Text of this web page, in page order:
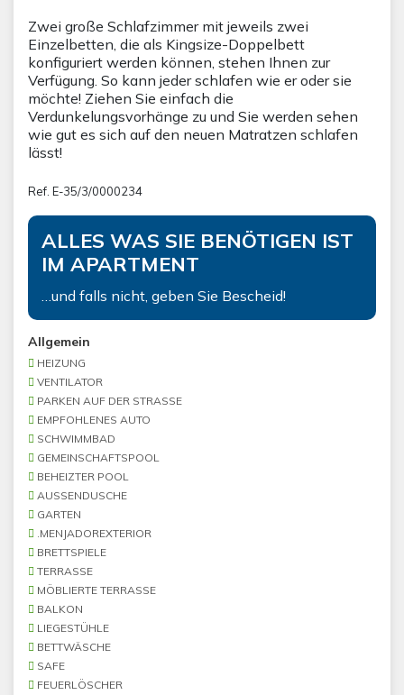
Zwei große Schlafzimmer mit jeweils zwei
Einzelbetten, die als Kingsize-Doppelbett
konfiguriert werden können, stehen Ihnen zur
Verfügung. So kann jeder schlafen wie er oder sie
möchte! Ziehen Sie einfach die
Verdunkelungsvorhänge zu und Sie werden sehen
wie gut es sich auf den neuen Matratzen schlafen
lässt!
Ref. E-35/3/0000234
ALLES WAS SIE BENÖTIGEN IST
IM APARTMENT
…und falls nicht, geben Sie Bescheid!
Allgemein
HEIZUNG
VENTILATOR
PARKEN AUF DER STRASSE
EMPFOHLENES AUTO
SCHWIMMBAD
GEMEINSCHAFTSPOOL
BEHEIZTER POOL
AUSSENDUSCHE
GARTEN
.MENJADOREXTERIOR
BRETTSPIELE
TERRASSE
MÖBLIERTE TERRASSE
BALKON
LIEGESTÜHLE
BETTWÄSCHE
SAFE
FEUERLÖSCHER